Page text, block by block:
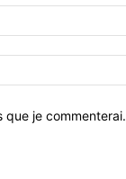
que je commenterai.